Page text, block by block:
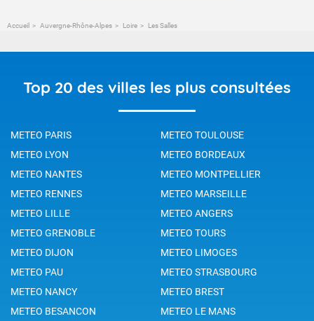
Accueil Auvergne-Rhône-Alpes Loire Les Salles
Top 20 des villes les plus consultées
METEO PARIS
METEO TOULOUSE
METEO LYON
METEO BORDEAUX
METEO NANTES
METEO MONTPELLIER
METEO RENNES
METEO MARSEILLE
METEO LILLE
METEO ANGERS
METEO GRENOBLE
METEO TOURS
METEO DIJON
METEO LIMOGES
METEO PAU
METEO STRASBOURG
METEO NANCY
METEO BREST
METEO BESANCON
METEO LE MANS